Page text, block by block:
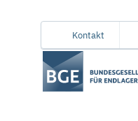
InhaltsbereichKontakt